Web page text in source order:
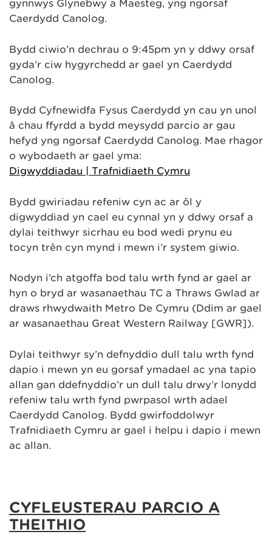
gynnwys Glynebwy a Maesteg, yng ngorsaf
Caerdydd Canolog.
Bydd ciwio’n dechrau o 9:45pm yn y ddwy orsaf
gyda’r ciw hygyrchedd ar gael yn Caerdydd
Canolog.
Bydd Cyfnewidfa Fysus Caerdydd yn cau yn unol
â chau ffyrdd a bydd meysydd parcio ar gau
hefyd yng ngorsaf Caerdydd Canolog. Mae rhagor
o wybodaeth ar gael yma:
Digwyddiadau | Trafnidiaeth Cymru
Bydd gwiriadau refeniw cyn ac ar ôl y
digwyddiad yn cael eu cynnal yn y ddwy orsaf a
dylai teithwyr sicrhau eu bod wedi prynu eu
tocyn trên cyn mynd i mewn i’r system giwio.
Nodyn i’ch atgoffa bod talu wrth fynd ar gael ar
hyn o bryd ar wasanaethau TC a Thraws Gwlad ar
draws rhwydwaith Metro De Cymru (Ddim ar gael
ar wasanaethau Great Western Railway [GWR]).
Dylai teithwyr sy’n defnyddio dull talu wrth fynd
dapio i mewn yn eu gorsaf ymadael ac yna tapio
allan gan ddefnyddio’r un dull talu drwy’r lonydd
refeniw talu wrth fynd pwrpasol wrth adael
Caerdydd Canolog. Bydd gwirfoddolwyr
Trafnidiaeth Cymru ar gael i helpu i dapio i mewn
ac allan.
CYFLEUSTERAU PARCIO A
THEITHIO